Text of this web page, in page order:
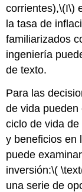
corrientes),\(I\)
la tasa de
familiarizados
ingeniería
de texto.
Para las
de vida
ciclo de vida
y beneficios en
puede
inversión:\(
una serie de